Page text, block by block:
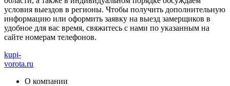
условия выездов в регионы. Чтобы получить дополнительную
информацию или оформить заявку на выезд замерщиков в
удобное для вас время, свяжитесь с нами по указанным на
сайте номерам телефонов.
kupi-
vorota.ru
О компании